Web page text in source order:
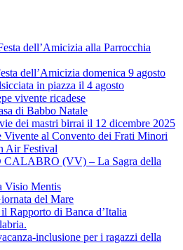
dell’Amicizia alla Parrocchia
dell’Amicizia domenica 9 agosto
in piazza il 4 agosto
vivente ricadese
di Babbo Natale
dei mastri birrai il 12 dicembre 2025
Vivente al Convento dei Frati Minori
Air Festival
(VV) – La Sagra della
Visio Mentis
del Mare
Rapporto di Banca d’Italia
inclusione per i ragazzi della